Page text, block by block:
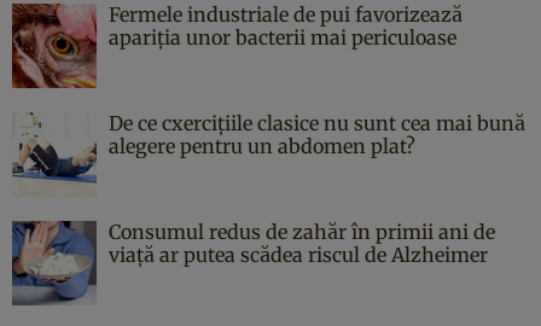
Fermele industriale de pui favorizează
apariția unor bacterii mai periculoase
De ce cxercițiile clasice nu sunt cea mai bună
alegere pentru un abdomen plat?
Consumul redus de zahăr în primii ani de
viață ar putea scădea riscul de Alzheimer